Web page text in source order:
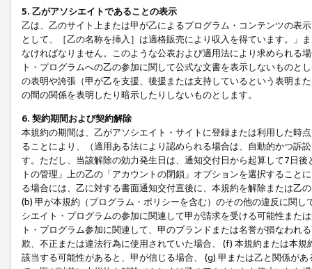
5. 乙がアソシエイトであることの表示
乙は、乙のサイト上または甲が乙によるプログラム・コンテンツの表
として、［乙の名称を挿入］は適格販売により収入を得ています。」
なければなりません。このような公表および適用法により求められる
ト・プログラムへの乙の参加に関して公式な文書を表示しないもの
の表明や誇張（甲が乙を支援、後援または支持しているという表明ま
の間の関係を表明したり暗示したりしないものとします。
6. 契約期間および契約解除
本規約の期間は、乙がアソシエイト・サイトに登録または利用した時
ることにより、（適用ある法により認められる場合は、自動的かつ訴
す。ただし、当該解除の効力発生日は、通知交付日から起算して7日
トの管理」上の乙の「アカウントの閉鎖」オプションを選択するこ
る場合には、乙に対する書面通知交付直後に、本規約を解除または乙
(b) 甲が本規約（プログラム・ポリシーを含む）のその他の違反に関
シエイト・プログラムの参加に関連して甲が請求を受ける可能性また
ト・プログラム参加に関連して、甲のブランドまたは名誉が損なわれ
欺、不正または違法行為に使用されていた場合、 (f) 本規約または本
該当する可能性があると、甲が信じる場合、 (g) 甲または乙と関係が